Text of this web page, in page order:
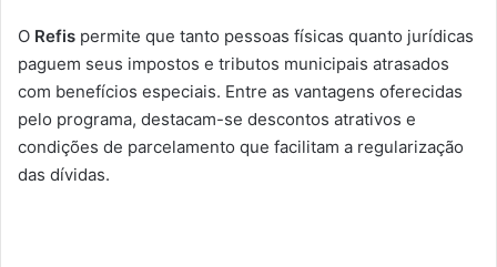
O Refis permite que tanto pessoas físicas quanto jurídicas
paguem seus impostos e tributos municipais atrasados ​​
com benefícios especiais. Entre as vantagens oferecidas
pelo programa, destacam-se descontos atrativos e
condições de parcelamento que facilitam a regularização
das dívidas.